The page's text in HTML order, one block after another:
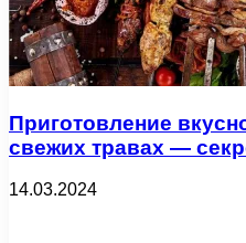
Приготовление
свежих травах —
14.03.2024